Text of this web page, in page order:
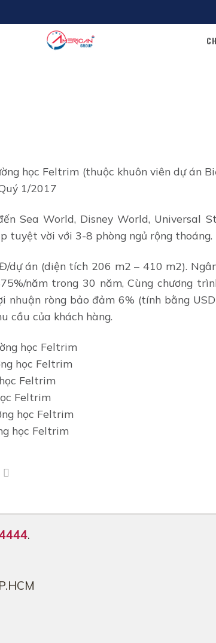
học Feltrim (thuộc khuôn viên dự án
1/2017
Sea World, Disney World, Universal
tuyệt vời với 3-8 phòng ngủ rộng thoáng.
án (diện tích 206 m2 – 410 m2).
năm trong 30 năm, Cùng chương
ròng bảo đảm 6% (tính bằng
cầu của khách hàng.
học Feltrim
Feltrim
học Feltrim
.